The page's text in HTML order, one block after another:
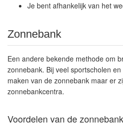
Je bent afhankelijk van het
Zonnebank
Een andere bekende methode om
zonnebank. Bij veel sportscholen
maken van de zonnebank maar er
zonnebankcentra.
Voordelen van de zonnebank